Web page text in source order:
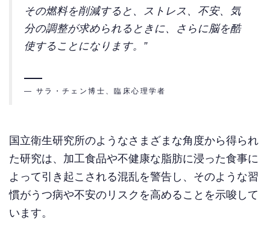
その燃料を削減すると、ストレス、不安、気
分の調整が求められるときに、さらに脳を酷
使することになります。”
— サラ・チェン博士、臨床心理学者
国立衛生研究所のようなさまざまな角度から得られ
た研究は、加工食品や不健康な脂肪に浸った食事に
よって引き起こされる混乱を警告し、そのような習
慣がうつ病や不安のリスクを高めることを示唆して
います。